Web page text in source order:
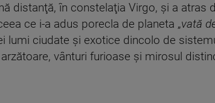
distanţă, în constelaţia Virgo, şi a atras
ce i-a adus porecla de planeta „vată
lumi ciudate şi exotice dincolo de
vânturi furioase şi mirosul